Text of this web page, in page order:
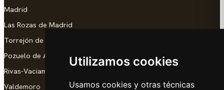
Utilizamos cookies
Usamos cookies y otras técnicas
Madrid
Las Rozas de Madrid
Torrejón de Ardoz
Pozuelo de Alarcón
Rivas-Vaciamadrid
Valdemoro